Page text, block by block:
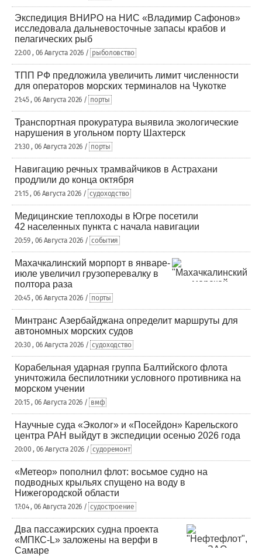
Экспедиция ВНИРО на НИС «Владимир Сафонов»
исследовала дальневосточные запасы крабов и
пелагических рыб
22:00 , 06 Августа 2026 / рыболовство
ТПП РФ предложила увеличить лимит численности
для операторов морских терминалов на Чукотке
21:45 , 06 Августа 2026 / порты
Транспортная прокуратура выявила экологические
нарушения в угольном порту Шахтерск
21:30 , 06 Августа 2026 / порты
Навигацию речных трамвайчиков в Астрахани
продлили до конца октября
21:15 , 06 Августа 2026 / судоходство
Медицинские теплоходы в Югре посетили
42 населенных пункта с начала навигации
20:59 , 06 Августа 2026 / события
Махачкалинский морпорт в январе-
июле увеличил грузоперевалку в
полтора раза
20:45 , 06 Августа 2026 / порты
Минтранс Азербайджана определит маршруты для
автономных морских судов
20:30 , 06 Августа 2026 / судоходство
Корабельная ударная группа Балтийского флота
уничтожила беспилотники условного противника на
морском учении
20:15 , 06 Августа 2026 / вмф
Научные суда «Эколог» и «Посейдон» Карельского
центра РАН выйдут в экспедиции осенью 2026 года
20:00 , 06 Августа 2026 / судоремонт
«Метеор» пополнил флот: восьмое судно на
подводных крыльях спущено на воду в
Нижегородской области
17:04 , 06 Августа 2026 / судостроение
Два пассажирских судна проекта
«МПКС-L» заложены на верфи в
Самаре